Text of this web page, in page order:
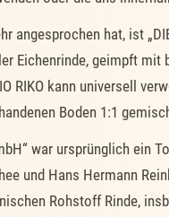
angesprochen hat, ist
Eichenrinde, geimpft
RIKO kann universell
Boden 1:1
war ursprünglich
und Hans Hermann
Rohstoff Rinde,